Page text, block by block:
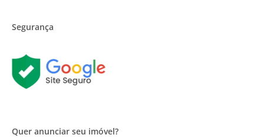
Segurança
Quer anunciar seu imóvel?